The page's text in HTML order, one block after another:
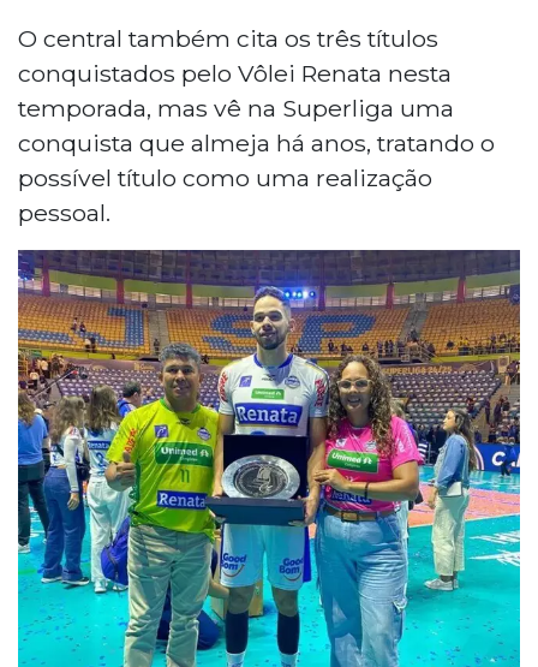
O central também cita os três títulos
conquistados pelo Vôlei Renata nesta
temporada, mas vê na Superliga uma
conquista que almeja há anos, tratando o
possível título como uma realização
pessoal.